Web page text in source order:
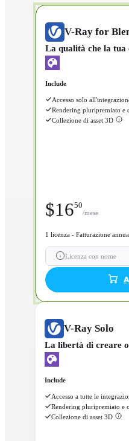
V-Ray for
La qualità che la
Include
Accesso solo
Rendering pluripremiato e
Collezione di asset 3D
$1650
/mese
1 licenza - Fatturazione
Licenza con nome
V-Ray Solo
La libertà di creare
Include
Accesso a tutte le
Rendering pluripremiato e
Collezione di asset 3D